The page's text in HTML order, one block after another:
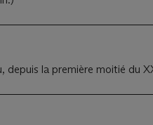
depuis la première moitié du